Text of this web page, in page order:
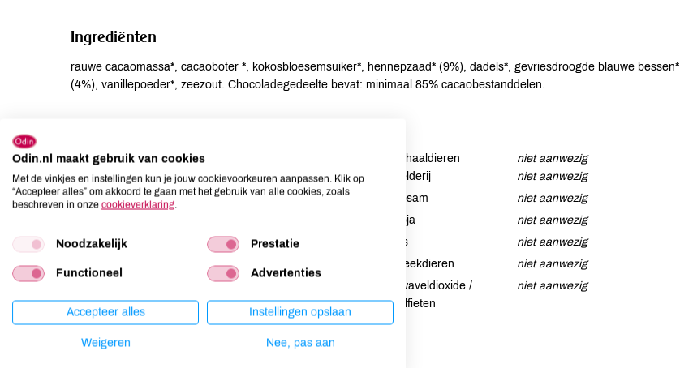
Ingrediënten
rauwe cacaomassa*, cacaoboter *, kokosbloesemsuiker*, hennepzaad* (9%), dadels*, gevriesdroogde blauwe bessen*
(4%), vanillepoeder*, zeezout. Chocoladegedeelte bevat: minimaal 85% cacaobestanddelen.
Aardnoten
niet aanwezig
Ei
niet aanwezig
Gluten
Lupine
niet aanwezig
Mosterd
niet aanwezig
Schaaldieren
niet aanwezig
Selderij
niet aanwezig
Sesam
niet aanwezig
Soja
niet aanwezig
Vis
niet aanwezig
Weekdieren
niet aanwezig
Zwaveldioxide /
sulfieten
niet aanwezig
Odin.nl maakt gebruik van cookies
Met de vinkjes en instellingen kun je jouw cookievoorkeuren aanpassen. Klik op
“Accepteer alles” om akkoord te gaan met het gebruik van alle cookies, zoals
beschreven in onze cookieverklaring.
Noodzakelijk Prestatie
Functioneel Advertenties
Accepteer alles Instellingen opslaan
Weigeren Nee, pas aan